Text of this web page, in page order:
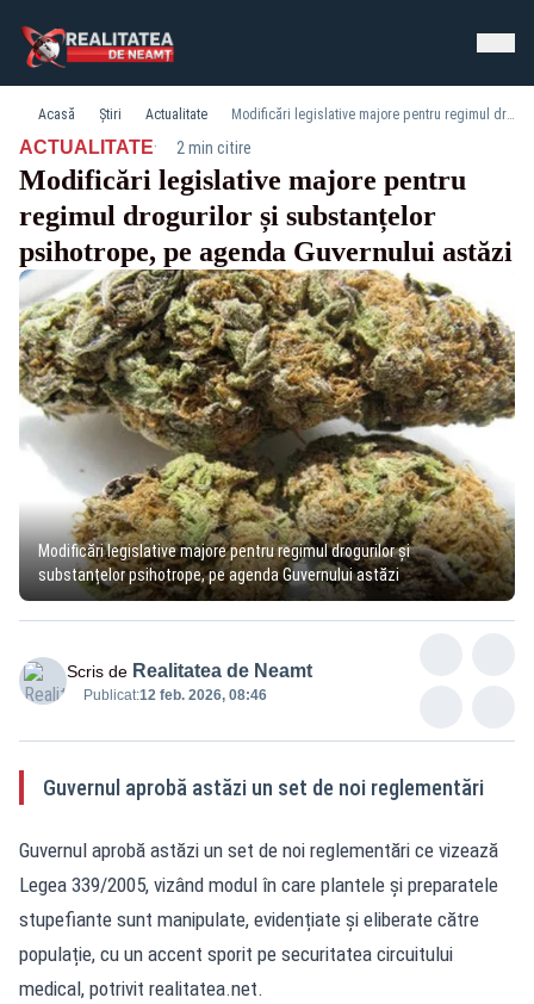
Acasă Știri Actualitate Modificări legislative majore pentru regimul drogurilor și substanțelor psihotrope, pe agenda Guvernului astăzi
ACTUALITATE· 2 min citire
Modificări legislative majore pentru
regimul drogurilor și substanțelor
psihotrope, pe agenda Guvernului astăzi
Modificări legislative majore pentru regimul drogurilor și
substanțelor psihotrope, pe agenda Guvernului astăzi
Scris de Realitatea de Neamt
Publicat:12 feb. 2026, 08:46
Guvernul aprobă astăzi un set de noi reglementări
Guvernul aprobă astăzi un set de noi reglementări ce vizează
Legea 339/2005, vizând modul în care plantele și preparatele
stupefiante sunt manipulate, evidențiate și eliberate către
populație, cu un accent sporit pe securitatea circuitului
medical, potrivit realitatea.net.